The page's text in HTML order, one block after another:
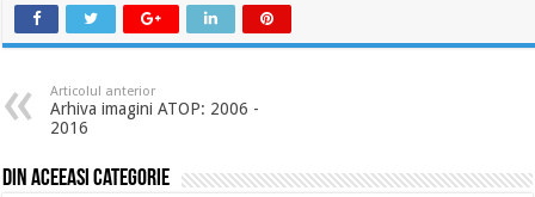
Articolul anterior
Arhiva imagini ATOP: 2006 -
2016
Din aceeasi categorie